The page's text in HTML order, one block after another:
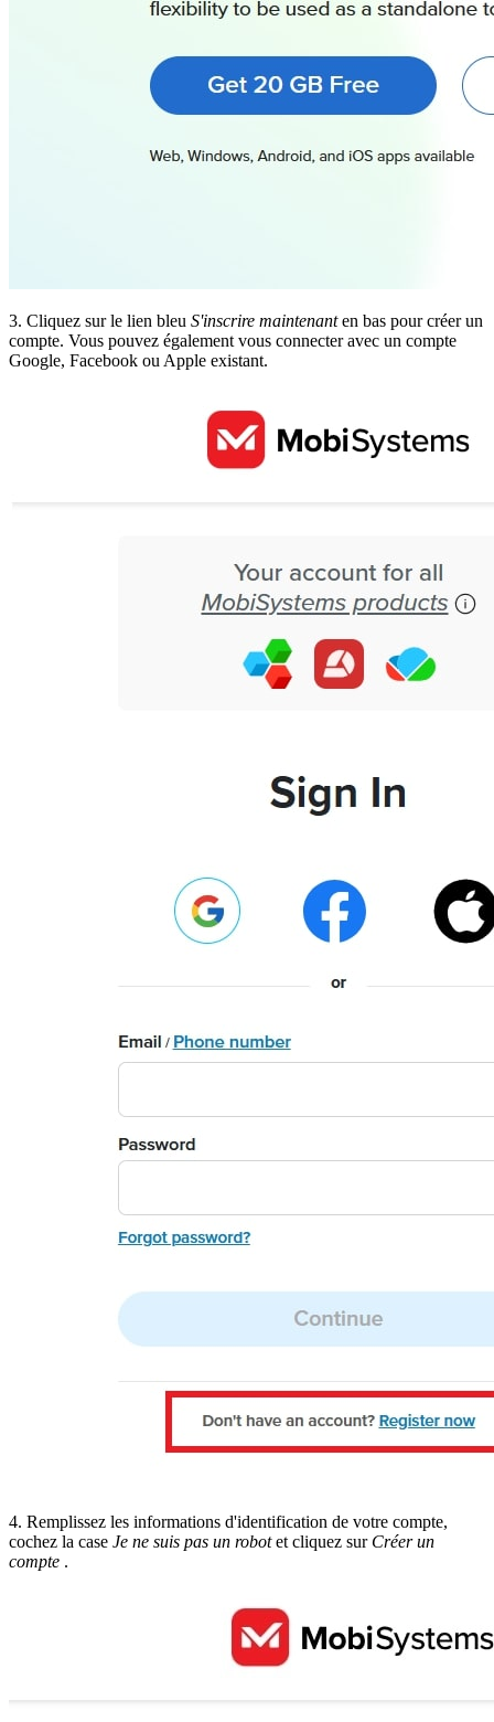
3. Cliquez sur le lien bleu S'inscrire maintenanten bas pour créer un
compte. Vous pouvez également vous connecter avec un compte
Google, Facebook ou Apple existant.
4. Remplissez les informations d'identification de votre compte,
cochez la case Je ne suis pas un robotet cliquez sur Créer un
compte .